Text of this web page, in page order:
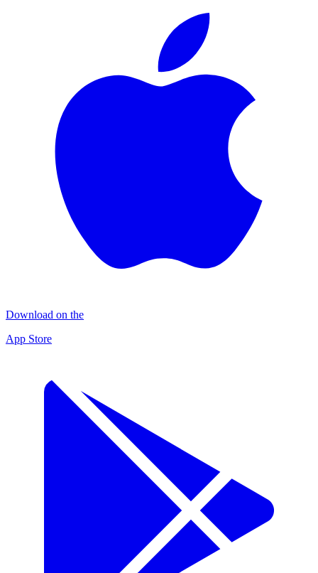
Download on the
App Store